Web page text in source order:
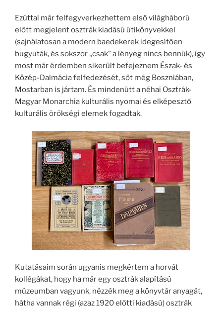
Ezúttal már felfegyverkezhettem első világháború
előtt megjelent osztrák kiadású útikönyvekkel
(sajnálatosan a modern baedekerek idegesítően
bugyuták, és sokszor „csak” a lényeg nincs bennük), így
most már érdemben sikerült befejeznem Észak- és
Közép-Dalmácia felfedezését, sőt még Boszniában,
Mostarban is jártam. És mindenütt a néhai Osztrák-
Magyar Monarchia kulturális nyomai és elképesztő
kulturális örökségi elemek fogadtak.
Kutatásaim során ugyanis megkértem a horvát
kollégákat, hogy ha már egy osztrák alapítású
múzeumban vagyunk, nézzék meg a könyvtár anyagát,
hátha vannak régi (azaz 1920 előtti kiadású) osztrák